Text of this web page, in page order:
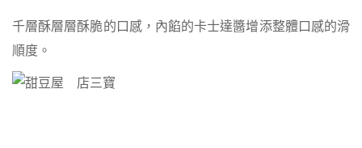
千層酥層層酥脆的口感，內餡的卡士達醬增添整體口感的滑
順度。